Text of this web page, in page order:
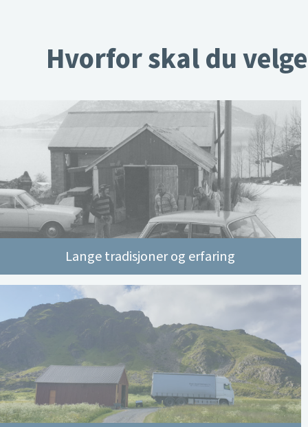
Hvorfor skal du
Lange tradisjoner og erfaring